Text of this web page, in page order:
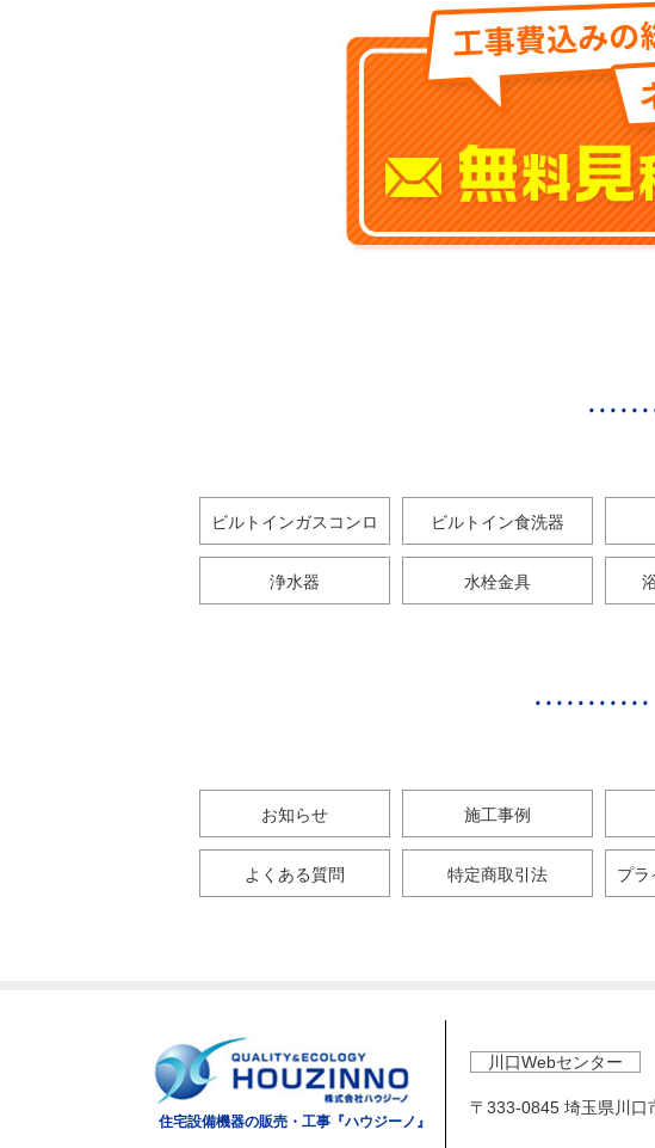
ビルトインガスコンロ ビルトイン食洗器
浄水器 水栓金具
お知らせ 施工事例
よくある質問 特定商取引法 プラ
住宅設備機器の販売・工事『ハウジーノ』
川口Webセンター
〒333-0845 埼玉県川口